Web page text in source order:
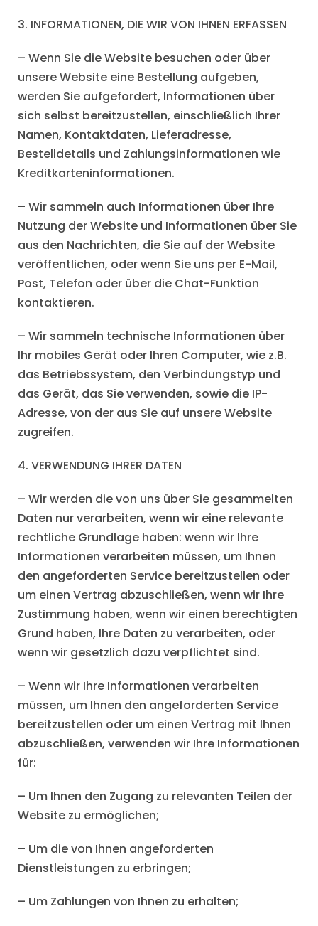
3. INFORMATIONEN, DIE WIR VON IHNEN ERFASSEN
– Wenn Sie die Website besuchen oder über
unsere Website eine Bestellung aufgeben,
werden Sie aufgefordert, Informationen über
sich selbst bereitzustellen, einschließlich Ihrer
Namen, Kontaktdaten, Lieferadresse,
Bestelldetails und Zahlungsinformationen wie
Kreditkarteninformationen.
– Wir sammeln auch Informationen über Ihre
Nutzung der Website und Informationen über Sie
aus den Nachrichten, die Sie auf der Website
veröffentlichen, oder wenn Sie uns per E-Mail,
Post, Telefon oder über die Chat-Funktion
kontaktieren.
– Wir sammeln technische Informationen über
Ihr mobiles Gerät oder Ihren Computer, wie z.B.
das Betriebssystem, den Verbindungstyp und
das Gerät, das Sie verwenden, sowie die IP-
Adresse, von der aus Sie auf unsere Website
zugreifen.
4. VERWENDUNG IHRER DATEN
– Wir werden die von uns über Sie gesammelten
Daten nur verarbeiten, wenn wir eine relevante
rechtliche Grundlage haben: wenn wir Ihre
Informationen verarbeiten müssen, um Ihnen
den angeforderten Service bereitzustellen oder
um einen Vertrag abzuschließen, wenn wir Ihre
Zustimmung haben, wenn wir einen berechtigten
Grund haben, Ihre Daten zu verarbeiten, oder
wenn wir gesetzlich dazu verpflichtet sind.
– Wenn wir Ihre Informationen verarbeiten
müssen, um Ihnen den angeforderten Service
bereitzustellen oder um einen Vertrag mit Ihnen
abzuschließen, verwenden wir Ihre Informationen
für:
– Um Ihnen den Zugang zu relevanten Teilen der
Website zu ermöglichen;
– Um die von Ihnen angeforderten
Dienstleistungen zu erbringen;
– Um Zahlungen von Ihnen zu erhalten;